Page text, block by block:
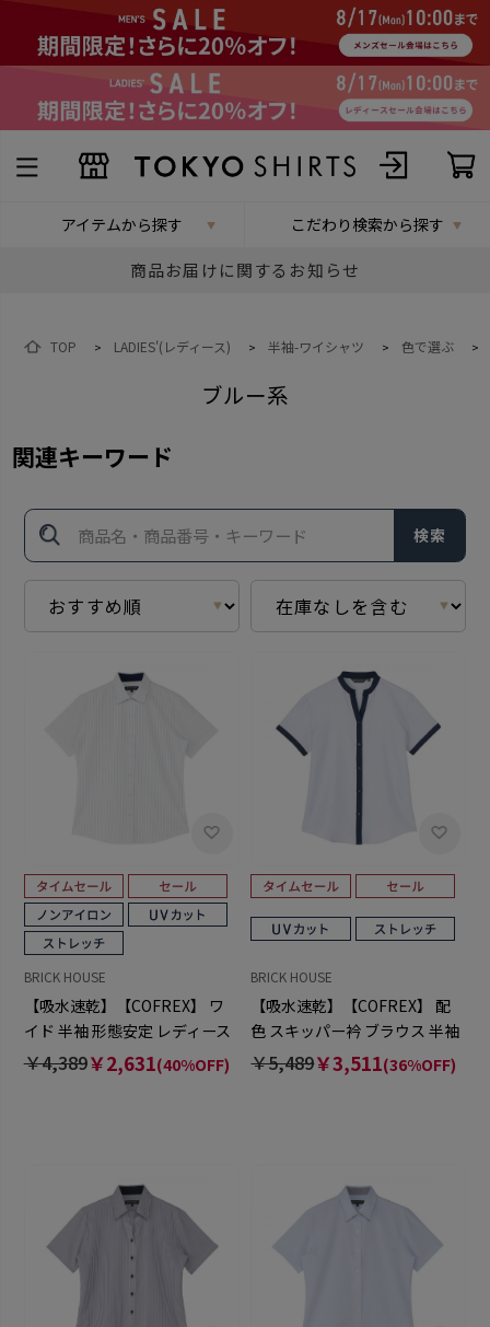
アイテムから探す こだわり検索から探す
商品お届けに関するお知らせ
TOP > LADIES'(レディース) > 半袖-ワイシャツ > 色で選ぶ >
ブルー系
関連キーワード
検索
BRICK HOUSE
【吸水速乾】【COFREX】 ワ
イド 半袖 形態安定 レディース
シャツ
￥4,389￥2,631(40%OFF)
BRICK HOUSE
【吸水速乾】【COFREX】 配
色 スキッパー衿 ブラウス 半袖
レディースデザインシャツ
￥5,489￥3,511(36%OFF)